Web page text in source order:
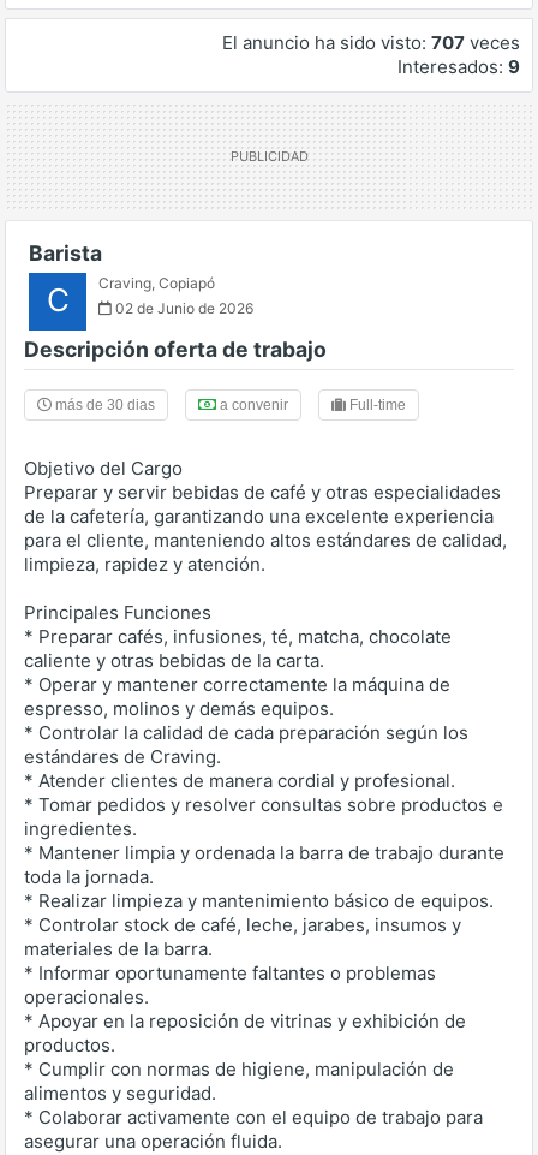
El anuncio ha sido visto: 707 veces
Interesados: 9
Barista
C Craving, Copiapó
02 de Junio de 2026
Descripción oferta de trabajo
más de 30 dias a convenir Full-time
Objetivo del Cargo
Preparar y servir bebidas de café y otras especialidades
de la cafetería, garantizando una excelente experiencia
para el cliente, manteniendo altos estándares de calidad,
limpieza, rapidez y atención.
Principales Funciones
* Preparar cafés, infusiones, té, matcha, chocolate
caliente y otras bebidas de la carta.
* Operar y mantener correctamente la máquina de
espresso, molinos y demás equipos.
* Controlar la calidad de cada preparación según los
estándares de Craving.
* Atender clientes de manera cordial y profesional.
* Tomar pedidos y resolver consultas sobre productos e
ingredientes.
* Mantener limpia y ordenada la barra de trabajo durante
toda la jornada.
* Realizar limpieza y mantenimiento básico de equipos.
* Controlar stock de café, leche, jarabes, insumos y
materiales de la barra.
* Informar oportunamente faltantes o problemas
operacionales.
* Apoyar en la reposición de vitrinas y exhibición de
productos.
* Cumplir con normas de higiene, manipulación de
alimentos y seguridad.
* Colaborar activamente con el equipo de trabajo para
asegurar una operación fluida.